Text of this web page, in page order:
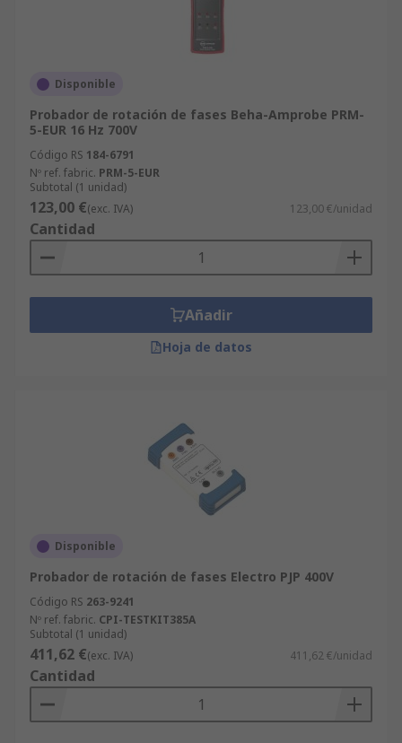
Disponible
Probador de rotación de fases Beha-Amprobe PRM-
5-EUR 16 Hz 700V
Código RS 184-6791
Nº ref. fabric. PRM-5-EUR
Subtotal (1 unidad)
123,00 €(exc. IVA) 123,00 €/unidad
Cantidad
Añadir
Hoja de datos
Disponible
Probador de rotación de fases Electro PJP 400V
Código RS 263-9241
Nº ref. fabric. CPI-TESTKIT385A
Subtotal (1 unidad)
411,62 €(exc. IVA) 411,62 €/unidad
Cantidad